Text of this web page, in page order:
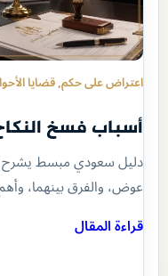
اعتراض على حكم, قضايا
أسباب فسخ
دليل سعودي مبسط يشرح
عوض، والفرق بينهما،
قراءة المقال